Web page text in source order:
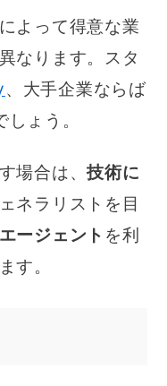
よって得意な業
なります。スタ
、大手企業ならば
しょう。
場合は、技術に
ネラリストを目
ージェント を利
す。